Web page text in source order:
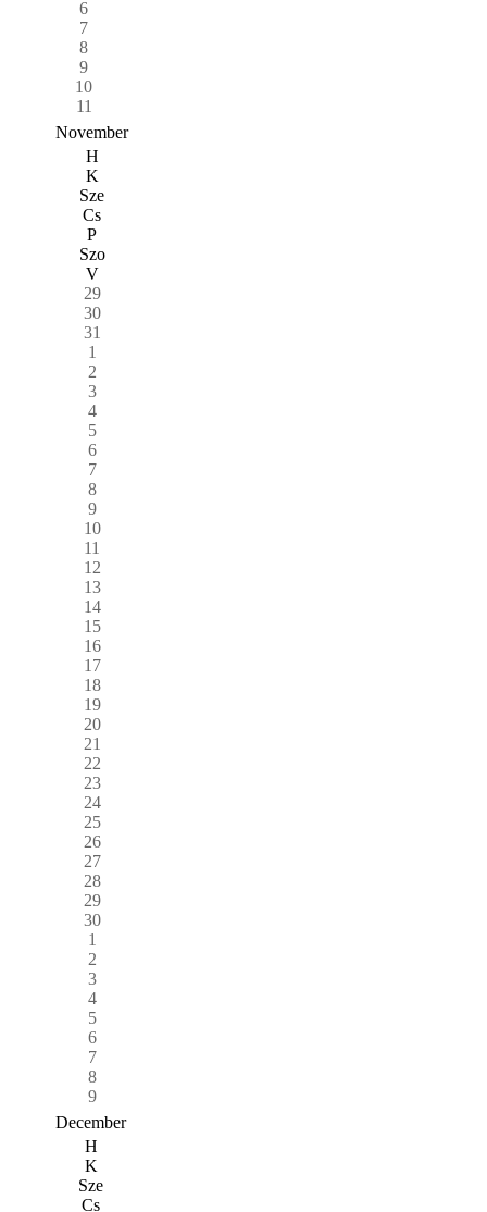
6
7
8
9
10
11
November
H
K
Sze
Cs
P
Szo
V
29
30
31
1
2
3
4
5
6
7
8
9
10
11
12
13
14
15
16
17
18
19
20
21
22
23
24
25
26
27
28
29
30
1
2
3
4
5
6
7
8
9
December
H
K
Sze
Cs